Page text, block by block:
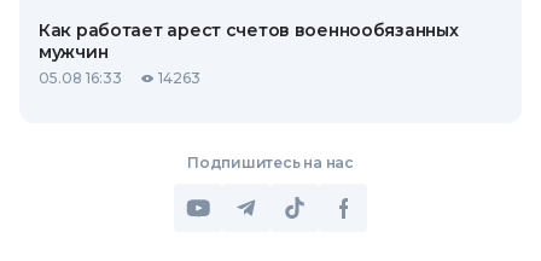
Как работает арест счетов военнообязанных
мужчин
05.08 16:33 14263
Подпишитесь на нас